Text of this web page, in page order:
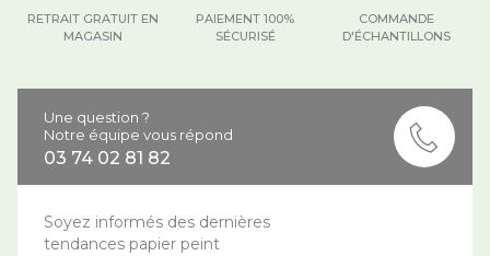
COMMANDE
D'ÉCHANTILLONS
PAIEMENT 100%
SÉCURISÉ
RETRAIT GRATUIT EN
MAGASIN
Une question ?
Notre équipe vous répond
03 74 02 81 82
Soyez informés des dernières
tendances papier peint